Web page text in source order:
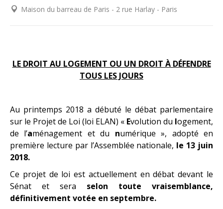
Maison du barreau de Paris - 2 rue Harlay - Paris
LE DROIT AU LOGEMENT OU UN DROIT À DÉFENDRE
TOUS LES JOURS
Au printemps 2018 a débuté le débat parlementaire
sur le Projet de Loi (loi ELAN) « Evolution du logement,
de l’aménagement et du numérique », adopté en
première lecture par l’Assemblée nationale, le 13 juin
2018.
Ce projet de loi est actuellement en débat devant le
Sénat et sera selon toute vraisemblance,
définitivement votée en septembre.